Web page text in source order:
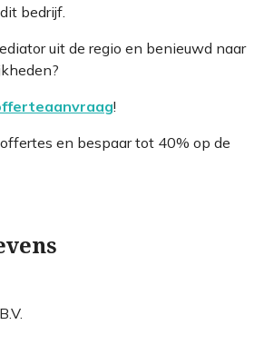
bedrijf.
uit de regio en benieuwd naar
!
en bespaar tot 40% op de